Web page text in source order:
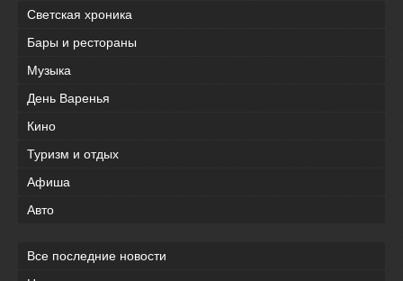
Светская хроника
Бары и рестораны
Музыка
День Варенья
Кино
Туризм и отдых
Афиша
Авто
Все последние новости